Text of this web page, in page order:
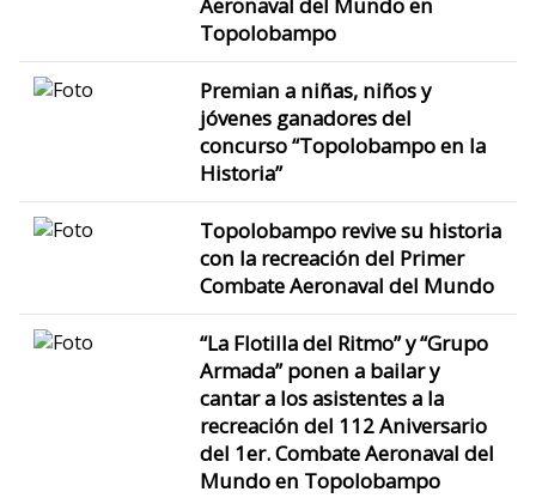
Aeronaval del Mundo en
Topolobampo
Premian a niñas, niños y
jóvenes ganadores del
concurso “Topolobampo en la
Historia”
Topolobampo revive su historia
con la recreación del Primer
Combate Aeronaval del Mundo
“La Flotilla del Ritmo” y “Grupo
Armada” ponen a bailar y
cantar a los asistentes a la
recreación del 112 Aniversario
del 1er. Combate Aeronaval del
Mundo en Topolobampo